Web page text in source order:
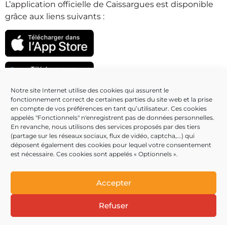
Notre site Internet utilise des cookies qui assurent le
fonctionnement correct de certaines parties du site web et la prise
en compte de vos préférences en tant qu’utilisateur. Ces cookies
appelés "Fonctionnels" n'enregistrent pas de données personnelles.
En revanche, nous utilisons des services proposés par des tiers
(partage sur les réseaux sociaux, flux de vidéo, captcha,...) qui
déposent également des cookies pour lequel votre consentement
est nécessaire. Ces cookies sont appelés « Optionnels ».
Accepter
Refuser
L’application officielle de Caissargues est disponible
grâce aux liens suivants :
Partenaires